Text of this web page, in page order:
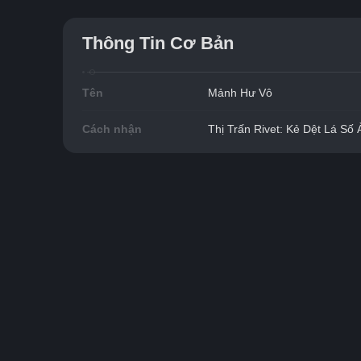
Thông Tin Cơ Bản
Tên Mảnh Hư Vô
Cách nhận Thị Trấn Rivet: Kẻ Dệt Lá Số